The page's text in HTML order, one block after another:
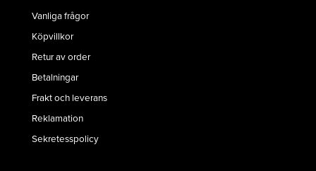
Vanliga frågor
Köpvillkor
Retur av order
Betalningar
Frakt och leverans
Reklamation
Sekretesspolicy